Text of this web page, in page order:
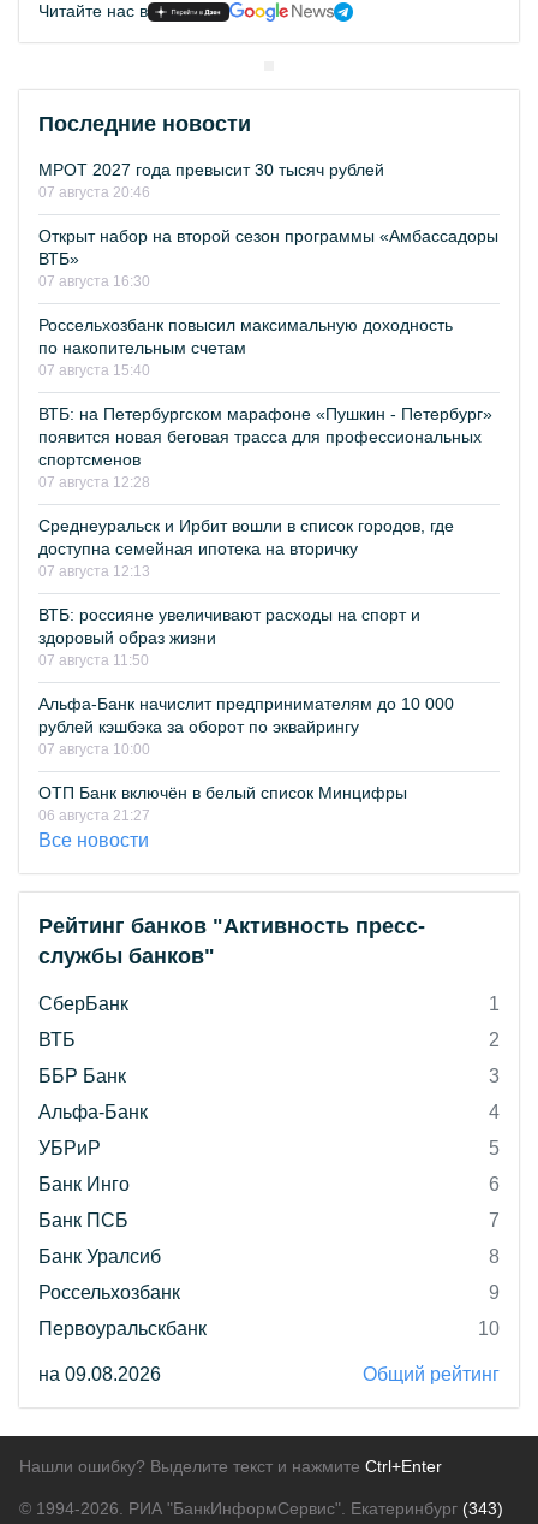
Читайте нас в
Последние новости
МРОТ 2027 года превысит 30 тысяч рублей
07 августа 20:46
Открыт набор на второй сезон программы «Амбассадоры
ВТБ»
07 августа 16:30
Россельхозбанк повысил максимальную доходность
по накопительным счетам
07 августа 15:40
ВТБ: на Петербургском марафоне «Пушкин - Петербург»
появится новая беговая трасса для профессиональных
спортсменов
07 августа 12:28
Среднеуральск и Ирбит вошли в список городов, где
доступна семейная ипотека на вторичку
07 августа 12:13
ВТБ: россияне увеличивают расходы на спорт и
здоровый образ жизни
07 августа 11:50
Альфа-Банк начислит предпринимателям до 10 000
рублей кэшбэка за оборот по эквайрингу
07 августа 10:00
ОТП Банк включён в белый список Минцифры
06 августа 21:27
Все новости
Рейтинг банков "Активность пресс-
службы банков"
СберБанк
1
ВТБ
2
ББР Банк
3
Альфа-Банк
4
УБРиР
5
Банк Инго
6
Банк ПСБ
7
Банк Уралсиб
8
Россельхозбанк
9
Первоуральскбанк
10
на 09.08.2026 Общий рейтинг
Нашли ошибку? Выделите текст и нажмите Ctrl+Enter
© 1994-2026. РИА "БанкИнформСервис". Екатеринбург (343)